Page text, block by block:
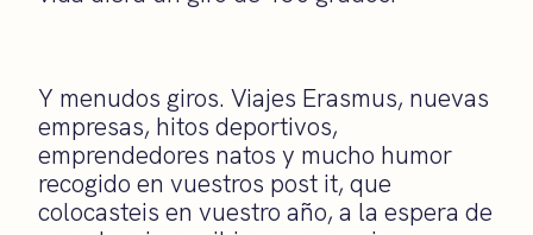
Y menudos giros. Viajes Erasmus, nuevas
empresas, hitos deportivos,
emprendedores natos y mucho humor
recogido en vuestros post it, que
colocasteis en vuestro año, a la espera de